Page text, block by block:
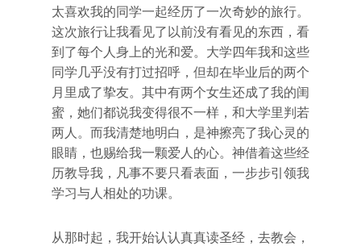
太喜欢我的同学一起经历了一次奇妙的旅行。
这次旅行让我看见了以前没有看见的东西，看
到了每个人身上的光和爱。大学四年我和这些
同学几乎没有打过招呼，但却在毕业后的两个
月里成了挚友。其中有两个女生还成了我的闺
蜜，她们都说我变得很不一样，和大学里判若
两人。而我清楚地明白，是神擦亮了我心灵的
眼睛，也赐给我一颗爱人的心。神借着这些经
历教导我，凡事不要只看表面，一步步引领我
学习与人相处的功课。
从那时起，我开始认认真真读圣经，去教会，